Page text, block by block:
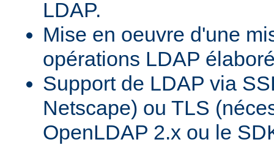
LDAP.
Mise en oeuvre d'une
opérations LDAP
Support de LDAP via
Netscape) ou TLS
OpenLDAP 2.x ou le